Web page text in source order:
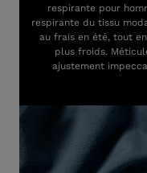
respirante pour
respirante du tissu
au frais en été, tout
plus froids.
ajustement